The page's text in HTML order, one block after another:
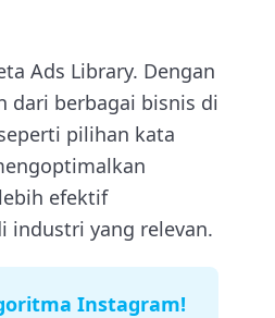
Ads Library. Dengan
dari berbagai bisnis di
pilihan kata
efektif
industri yang relevan.
Instagram!